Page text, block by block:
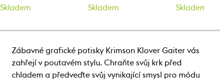
Skladem Skladem Skladem
Zábavné grafické potisky Krimson Klover Gaiter vás
zahřejí v poutavém stylu. Chraňte svůj krk před
chladem a předveďte svůj vynikající smysl pro módu